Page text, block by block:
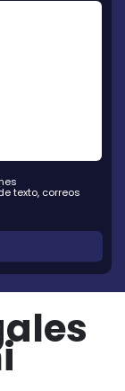
texto, correos